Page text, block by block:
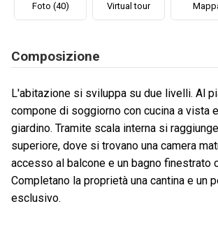
Foto (40) Virtual tour
Composizione
L'abitazione si sviluppa su due livelli. Al
compone di soggiorno con cucina a vista
giardino. Tramite scala interna si
superiore, dove si trovano una camera
accesso al balcone e un bagno finestrato
Completano la proprietà una cantina e un
esclusivo.